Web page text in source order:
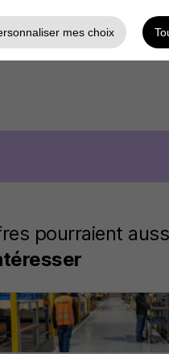
pourraient
mes choix